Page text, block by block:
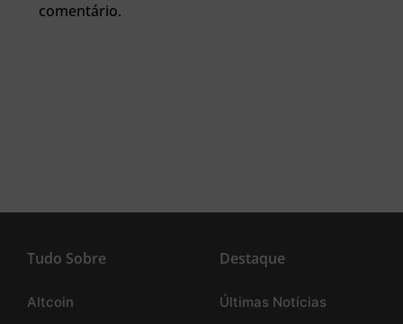
comentário.
Tudo Sobre
Altcoin
Destaque
Últimas Notícias